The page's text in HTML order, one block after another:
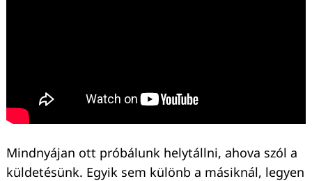
Mindnyájan ott próbálunk helytállni, ahova szól a
küldetésünk. Egyik sem különb a másiknál, legyen